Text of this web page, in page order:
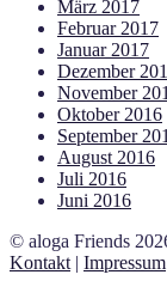
März 2017
Februar 2017
Januar 2017
Dezember
November
Oktober 2016
September
August 2016
Juli 2016
Juni 2016
© aloga Friends
Kontakt | Impressum